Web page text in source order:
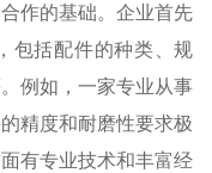
作的基础。企业首先
包括配件的种类、规
例如，一家专业从事
精度和耐磨性要求极
有专业技术和丰富经